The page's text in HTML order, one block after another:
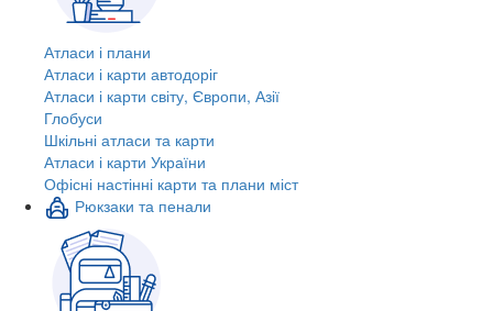
Атласи і плани
Атласи і карти автодоріг
Атласи і карти світу, Європи, Азії
Глобуси
Шкільні атласи та карти
Атласи і карти України
Офісні настінні карти та плани міст
Рюкзаки та пенали